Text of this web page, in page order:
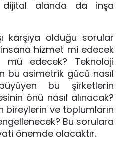
dijital alanda da inşa
karşıya olduğu sorular
hizmet mi edecek
mü edecek? Teknoloji
bu asimetrik gücü nasıl
bu şirketlerin
önü nasıl alınacak?
bireylerin ve toplumların
Bu sorulara
önemde olacaktır.